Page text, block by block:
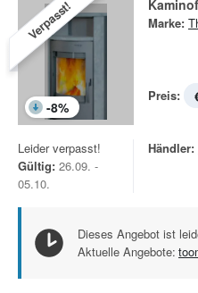
Verpasst!
-8%
Marke:
Preis:
Leider verpasst!
Gültig: 26.09. -
05.10.
Händler:
Dieses Angebot ist
Aktuelle Angebote: